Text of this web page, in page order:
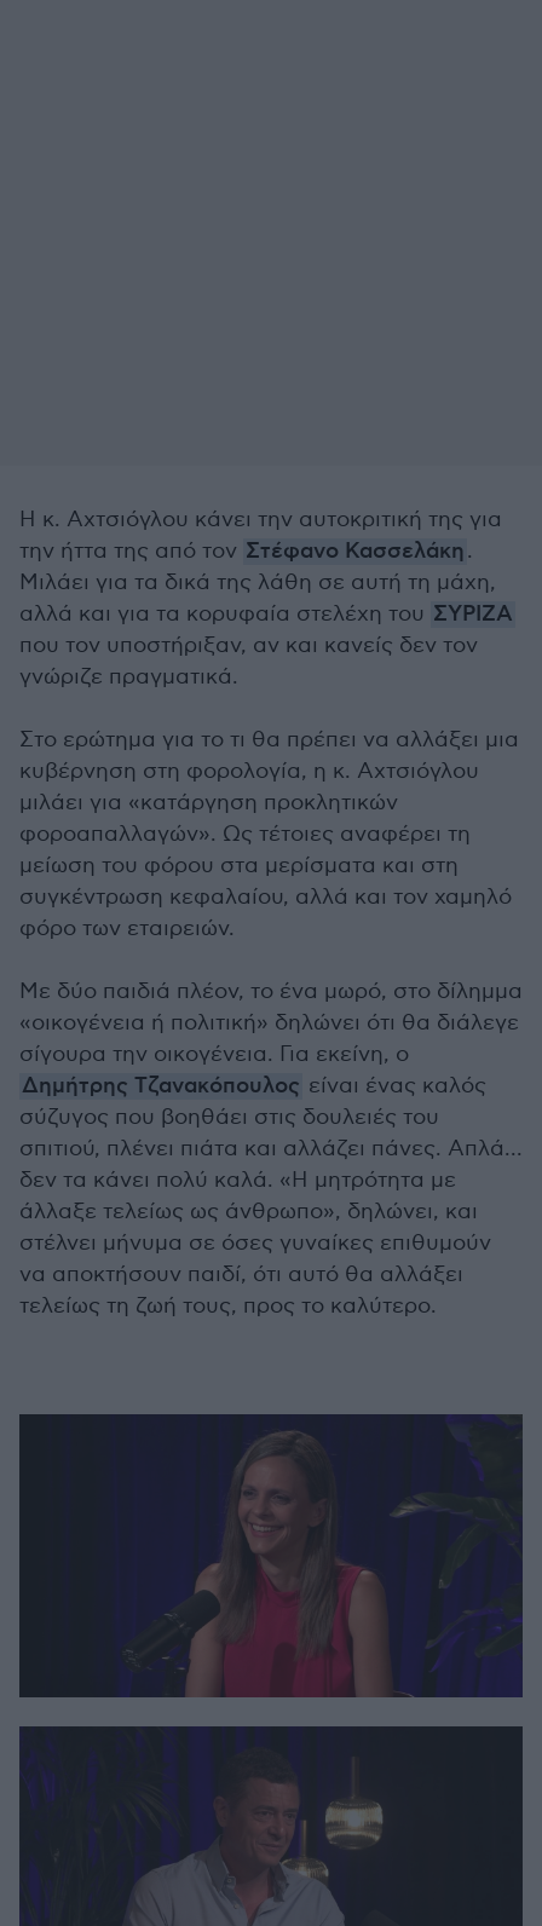
Η κ. Αχτσιόγλου κάνει την αυτοκριτική της για
την ήττα της από τον Στέφανο Κασσελάκη.
Μιλάει για τα δικά της λάθη σε αυτή τη μάχη,
αλλά και για τα κορυφαία στελέχη του ΣΥΡΙΖΑ
που τον υποστήριξαν, αν και κανείς δεν τον
γνώριζε πραγματικά.
Στο ερώτημα για το τι θα πρέπει να αλλάξει μια
κυβέρνηση στη φορολογία, η κ. Αχτσιόγλου
μιλάει για «κατάργηση προκλητικών
φοροαπαλλαγών». Ως τέτοιες αναφέρει τη
μείωση του φόρου στα μερίσματα και στη
συγκέντρωση κεφαλαίου, αλλά και τον χαμηλό
φόρο των εταιρειών.
Με δύο παιδιά πλέον, το ένα μωρό, στο δίλημμα
«οικογένεια ή πολιτική» δηλώνει ότι θα διάλεγε
σίγουρα την οικογένεια. Για εκείνη, ο
Δημήτρης Τζανακόπουλος είναι ένας καλός
σύζυγος που βοηθάει στις δουλειές του
σπιτιού, πλένει πιάτα και αλλάζει πάνες. Απλά...
δεν τα κάνει πολύ καλά. «Η μητρότητα με
άλλαξε τελείως ως άνθρωπο», δηλώνει, και
στέλνει μήνυμα σε όσες γυναίκες επιθυμούν
να αποκτήσουν παιδί, ότι αυτό θα αλλάξει
τελείως τη ζωή τους, προς το καλύτερο.